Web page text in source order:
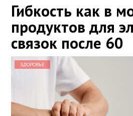
Гибкость как в
продуктов для
связок после 60
ЗДОРОВЬЕ